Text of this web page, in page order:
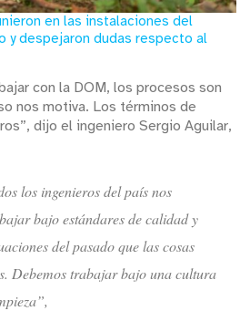
en las instalaciones del
y despejaron dudas respecto al
con la DOM, los procesos son
nos motiva. Los términos de
dijo el ingeniero Sergio Aguilar,
los ingenieros del país nos
bajo estándares de calidad y
del pasado que las cosas
Debemos trabajar bajo una cultura